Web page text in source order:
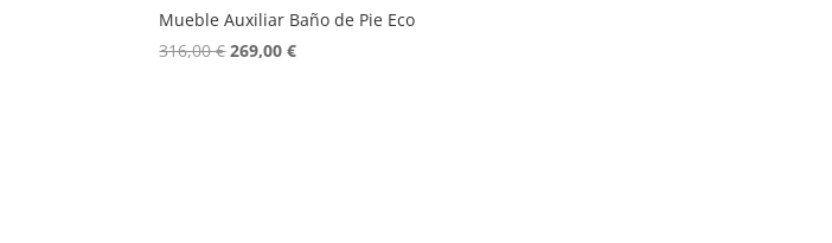
Mueble Auxiliar Baño de Pie Eco
316,00€ 269,00€